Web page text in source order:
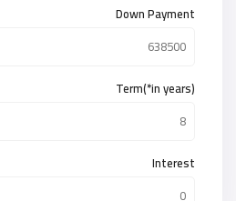
Down Payment
Term(*in years)
Interest